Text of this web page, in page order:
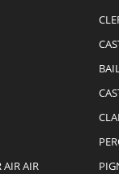
AIR AIR